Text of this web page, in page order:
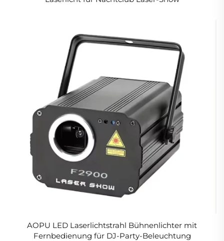
AOPU LED Laserlichtstrahl Bühnenlichter mit
Fernbedienung für DJ-Party-Beleuchtung